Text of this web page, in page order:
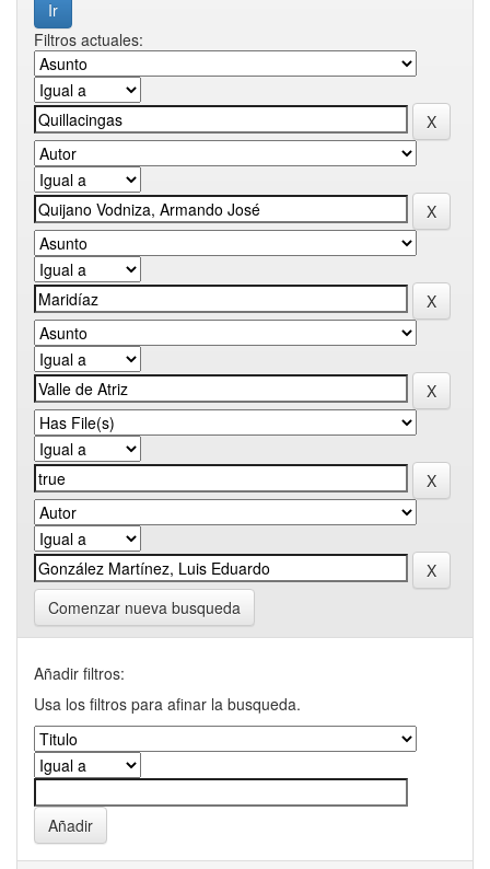
Filtros actuales:
Comenzar nueva busqueda
Añadir filtros:
Usa los filtros para afinar la busqueda.